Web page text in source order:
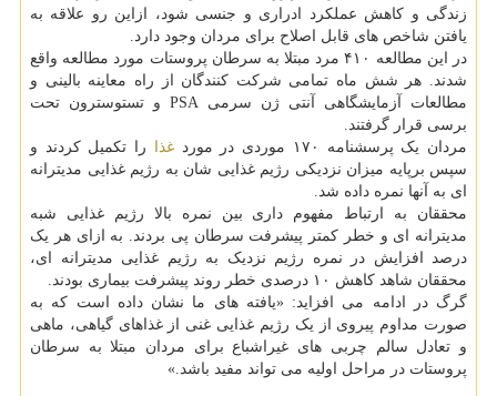
زندگی و کاهش عملکرد ادراری و جنسی شود، ازاین رو علاقه به
یافتن شاخص های قابل اصلاح برای مردان وجود دارد.
در این مطالعه ۴۱۰ مرد مبتلا به سرطان پروستات مورد مطالعه واقع
شدند. هر شش ماه تمامی شرکت کنندگان از راه معاینه بالینی و
مطالعات آزمایشگاهی آنتی ژن سرمی PSA و تستوسترون تحت
برسی قرار گرفتند.
مردان یک پرسشنامه ۱۷۰ موردی در مورد
غذا
را تکمیل کردند و
سپس برپایه میزان نزدیکی رژیم غذایی شان به رژیم غذایی مدیترانه
ای به آنها نمره داده شد.
محققان به ارتباط مفهوم داری بین نمره بالا رژیم غذایی شبه
مدیترانه ای و خطر کمتر پیشرفت سرطان پی بردند. به ازای هر یک
درصد افزایش در نمره رژیم نزدیک به رژیم غذایی مدیترانه ای،
محققان شاهد کاهش ۱۰ درصدی خطر روند پیشرفت بیماری بودند.
گرگ در ادامه می افزاید: «یافته های ما نشان داده است که به
صورت مداوم پیروی از یک رژیم غذایی غنی از غذاهای گیاهی، ماهی
و تعادل سالم چربی های غیراشباع برای مردان مبتلا به سرطان
پروستات در مراحل اولیه می تواند مفید باشد.»